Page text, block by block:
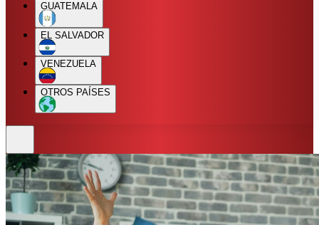
GUATEMALA
EL SALVADOR
VENEZUELA
OTROS PAÍSES